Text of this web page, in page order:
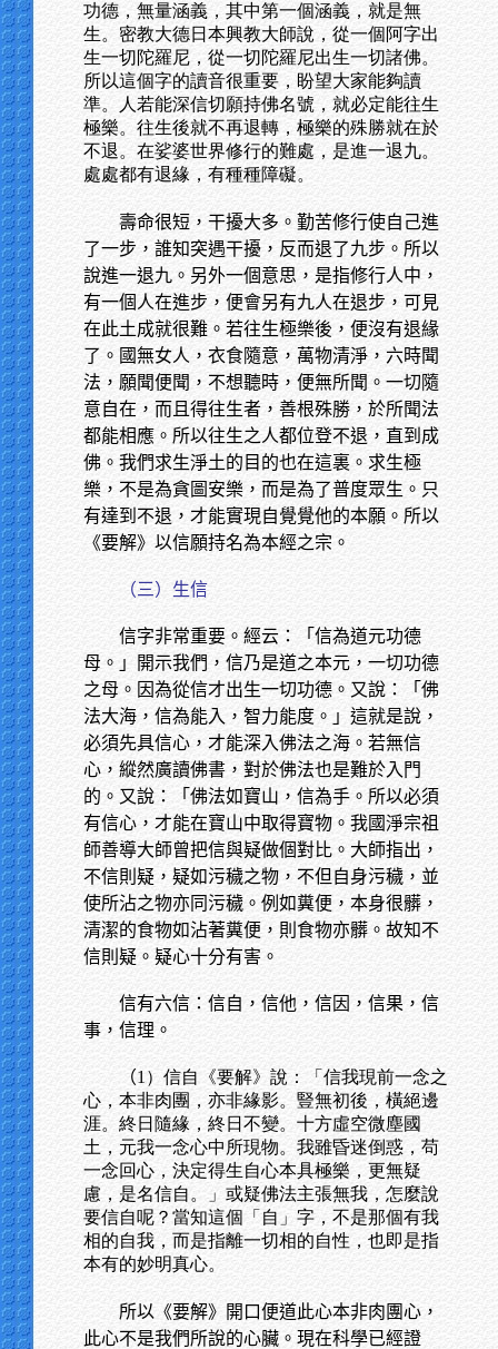
功德，無量涵義，其中第一個涵義，就是無
生。密教大德日本興教大師說，從一個阿字出
生一切陀羅尼，從一切陀羅尼出生一切諸佛。
所以這個字的讀音很重要，盼望大家能夠讀
準。人若能深信切願持佛名號，就必定能往生
極樂。往生後就不再退轉，極樂的殊勝就在於
不退。在娑婆世界修行的難處，是進一退九。
處處都有退緣，有種種障礙。
壽命很短，干擾大多。勤苦修行使自己進
了一步，誰知突遇干擾，反而退了九步。所以
說進一退九。另外一個意思，是指修行人中，
有一個人在進步，便會另有九人在退步，可見
在此土成就很難。若往生極樂後，便沒有退緣
了。國無女人，衣食隨意，萬物清淨，六時聞
法，願聞便聞，不想聽時，便無所聞。一切隨
意自在，而且得往生者，善根殊勝，於所聞法
都能相應。所以往生之人都位登不退，直到成
佛。我們求生淨土的目的也在這裏。求生極
樂，不是為貪圖安樂，而是為了普度眾生。只
有達到不退，才能實現自覺覺他的本願。所以
《要解》以信願持名為本經之宗。
（三）生信
信字非常重要。經云：「信為道元功德
母。」開示我們，信乃是道之本元，一切功德
之母。因為從信才出生一切功德。又說：「佛
法大海，信為能入，智力能度。」這就是說，
必須先具信心，才能深入佛法之海。若無信
心，縱然廣讀佛書，對於佛法也是難於入門
的。又說：「佛法如寶山，信為手。所以必須
有信心，才能在寶山中取得寶物。我國淨宗祖
師善導大師曾把信與疑做個對比。大師指出，
不信則疑，疑如污穢之物，不但自身污穢，並
使所沾之物亦同污穢。例如糞便，本身很髒，
清潔的食物如沾著糞便，則食物亦髒。故知不
信則疑。疑心十分有害。
信有六信：信自，信他，信因，信果，信
事，信理。
（1）信自《要解》說：「信我現前一念之
心，本非肉團，亦非緣影。豎無初後，橫絕邊
涯。終日隨緣，終日不變。十方虛空微塵國
土，元我一念心中所現物。我雖昏迷倒惑，苟
一念回心，決定得生自心本具極樂，更無疑
慮，是名信自。」或疑佛法主張無我，怎麼說
要信自呢？當知這個「自」字，不是那個有我
相的自我，而是指離一切相的自性，也即是指
本有的妙明真心。
所以《要解》開口便道此心本非肉團心，
此心不是我們所說的心臟。現在科學已經證